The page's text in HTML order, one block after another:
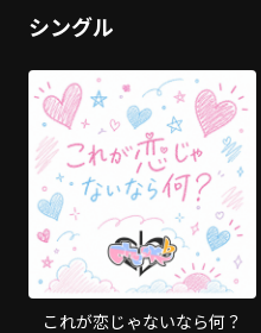
シングル
これが恋じゃないなら何？